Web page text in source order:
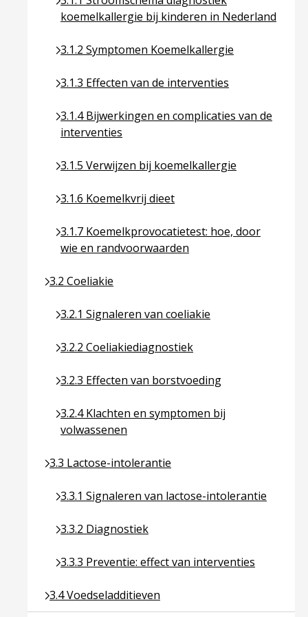
koemelkallergie bij kinderen in Nederland
3.1.2 Symptomen Koemelkallergie
Ga naar pagina over 3.1.2 Symptomen
3.1.3 Effecten van de interventies
Ga naar pagina over 3.1.3 Effecten van de
3.1.4 Bijwerkingen en complicaties van de
interventies
Ga naar pagina over 3.1.4 Bijwerkingen en
3.1.5 Verwijzen bij koemelkallergie
Ga naar pagina over 3.1.5 Verwijzen bij
3.1.6 Koemelkvrij dieet
Ga naar pagina over 3.1.6 Koemelkvrij dieet
3.1.7 Koemelkprovocatietest: hoe, door
wie en randvoorwaarden
Ga naar pagina over 3.1.7
3.2 Coeliakie
Ga naar pagina over 3.2 Coeliakie
3.2.1 Signaleren van coeliakie
Ga naar pagina over 3.2.1 Signaleren van coeliakie
3.2.2 Coeliakiediagnostiek
Ga naar pagina over 3.2.2 Coeliakiediagnostiek
3.2.3 Effecten van borstvoeding
Ga naar pagina over 3.2.3 Effecten van
3.2.4 Klachten en symptomen bij
volwassenen
Ga naar pagina over 3.2.4 Klachten en
3.3 Lactose-intolerantie
Ga naar pagina over 3.3 Lactose-intolerantie
3.3.1 Signaleren van lactose-intolerantie
Ga naar pagina over 3.3.1 Signaleren van
3.3.2 Diagnostiek
Ga naar pagina over 3.3.2 Diagnostiek
3.3.3 Preventie: effect van interventies
Ga naar pagina over 3.3.3 Preventie: effect van
3.4 Voedseladditieven
Ga naar pagina over 3.4 Voedseladditieven